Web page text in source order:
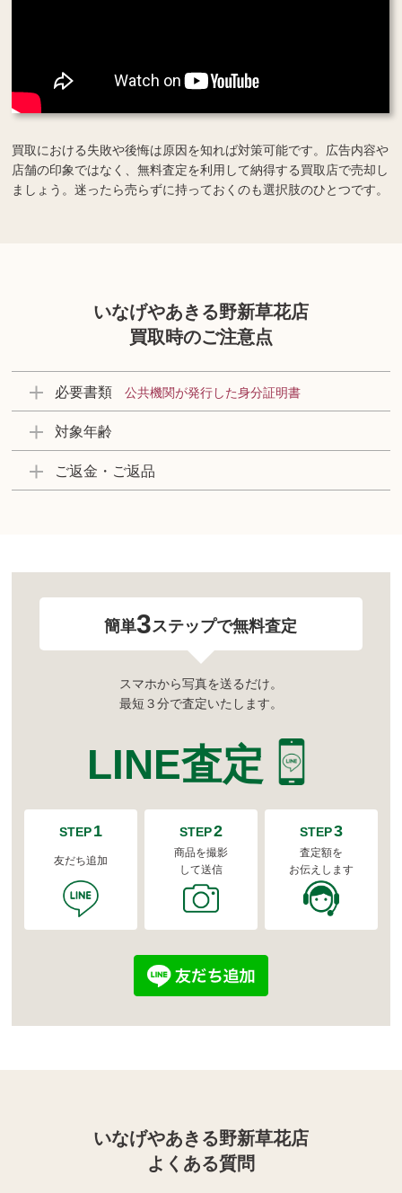
買取における失敗や後悔は原因を知れば対策可能です。広告内容や
店舗の印象ではなく、無料査定を利用して納得する買取店で売却し
ましょう。迷ったら売らずに持っておくのも選択肢のひとつです。
いなげやあきる野新草花店
買取時のご注意点
必要書類 公共機関が発行した身分証明書
対象年齢
ご返金・ご返品
簡単3ステップで無料査定
スマホから写真を送るだけ。
最短３分で査定いたします。
LINE査定
STEP1
友だち追加
STEP2
商品を撮影
して送信
STEP3
査定額を
お伝えします
いなげやあきる野新草花店
よくある質問